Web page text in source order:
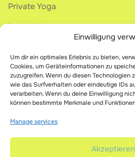
Einwilligung
Um dir ein optimales Erlebnis zu bieten,
Cookies, um Geräteinformationen zu
zuzugreifen. Wenn du diesen Technologien
wie das Surfverhalten oder eindeutige IDs
verarbeiten. Wenn du deine Einwilligung
können bestimmte Merkmale und
Manage services
Akzeptieren
Private Yoga
Body Work
Online Courses
Legal
imprint
privacy policy